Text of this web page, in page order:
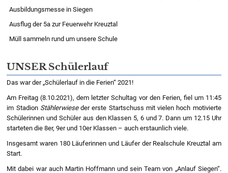
Ausbildungsmesse in Siegen
Ausflug der 5a zur Feuerwehr Kreuztal
Müll sammeln rund um unsere Schule
UNSER Schülerlauf
Das war der „Schülerlauf in die Ferien“ 2021!
Am Freitag (8.10.2021), dem letzter Schultag vor den Ferien, fiel um 11:45
im Stadion Stählerwieseder erste Startschuss mit vielen hoch motivierte
Schülerinnen und Schüler aus den Klassen 5, 6 und 7. Dann um 12.15 Uhr
starteten die 8er, 9er und 10er Klassen – auch erstaunlich viele.
Insgesamt waren 180 Läuferinnen und Läufer der Realschule Kreuztal am
Start.
Mit dabei war auch Martin Hoffmann und sein Team von „Anlauf Siegen“.